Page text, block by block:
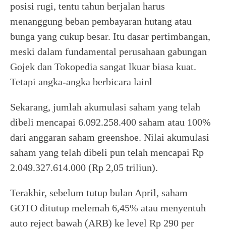
posisi rugi, tentu tahun berjalan harus
menanggung beban pembayaran hutang atau
bunga yang cukup besar. Itu dasar pertimbangan,
meski dalam fundamental perusahaan gabungan
Gojek dan Tokopedia sangat lkuar biasa kuat.
Tetapi angka-angka berbicara lainl
Sekarang, jumlah akumulasi saham yang telah
dibeli mencapai 6.092.258.400 saham atau 100%
dari anggaran saham greenshoe. Nilai akumulasi
saham yang telah dibeli pun telah mencapai Rp
2.049.327.614.000 (Rp 2,05 triliun).
Terakhir, sebelum tutup bulan April, saham
GOTO ditutup melemah 6,45% atau menyentuh
auto reject bawah (ARB) ke level Rp 290 per